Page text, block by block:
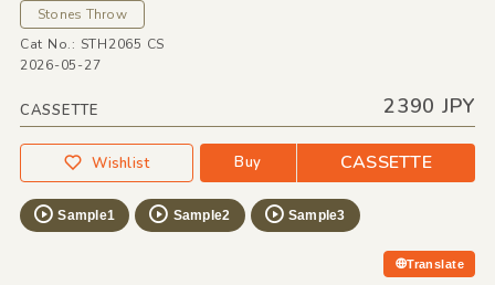
Stones Throw
Cat No.: STH2065 CS
2026-05-27
CASSETTE 2390 JPY
Wishlist Buy CASSETTE
Sample1 Sample2 Sample3
Translate